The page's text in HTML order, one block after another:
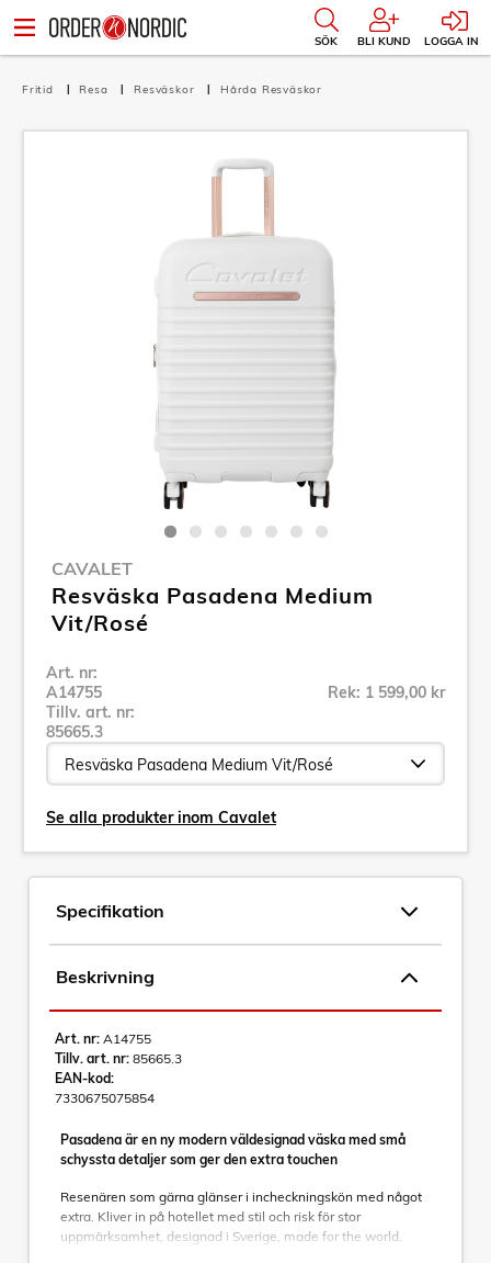
SÖK BLI KUND LOGGA IN
Fritid Resa Resväskor Hårda Resväskor
CAVALET
Resväska Pasadena Medium
Vit/Rosé
Art. nr:
A14755
Tillv. art. nr:
85665.3
Rek: 1 599,00 kr
Se alla produkter inom Cavalet
Specifikation
Beskrivning
Art. nr: A14755
Tillv. art. nr: 85665.3
EAN-kod:
7330675075854
Pasadena är en ny modern väldesignad väska med små
schyssta detaljer som ger den extra touchen
Resenären som gärna glänser i incheckningskön med något
extra. Kliver in på hotellet med stil och risk för stor
uppmärksamhet, designad i Sverige, made for the world.